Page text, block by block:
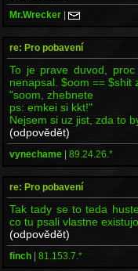
Mr.Wrecker |
re: Pro pobavení
To je prave duvod,
nenapsal. $oom == $shit
"soom, zhebnete
ps: emkei si kkt!"
Nejsem si uz jist, zda to
(odpovědět)
vynechame | 89.24.26.*
re: Pro pobavení
Tak tady se to teda
co tu psali vlastne
(odpovědět)
finch | 81.153.7.*